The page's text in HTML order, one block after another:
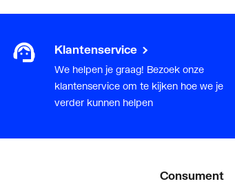
Klantenservice
We helpen je graag! Bezoek onze
klantenservice om te kijken hoe we je
verder kunnen helpen
Consument